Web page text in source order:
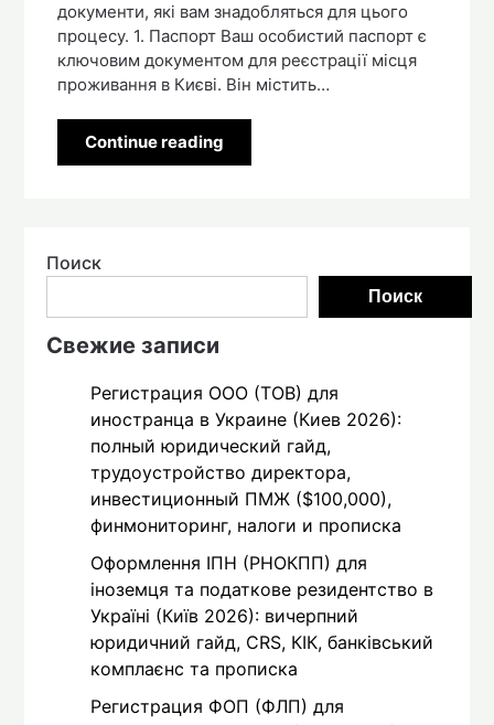
документи, які вам знадобляться для цього
процесу. 1. Паспорт Ваш особистий паспорт є
ключовим документом для реєстрації місця
проживання в Києві. Він містить…
Continue reading
Поиск
Поиск
Свежие записи
Регистрация ООО (ТОВ) для
иностранца в Украине (Киев 2026):
полный юридический гайд,
трудоустройство директора,
инвестиционный ПМЖ ($100,000),
финмониторинг, налоги и прописка
Оформлення ІПН (РНОКПП) для
іноземця та податкове резидентство в
Україні (Київ 2026): вичерпний
юридичний гайд, CRS, КІК, банківський
комплаєнс та прописка
Регистрация ФОП (ФЛП) для